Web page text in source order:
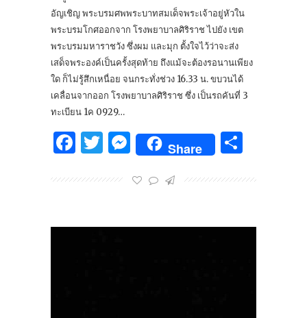
อัญเชิญ พระบรมศพพระบาทสมเด็จพระเจ้าอยู่หัวใน
พระบรมโกศออกจาก โรงพยาบาลศิริราช ไปยัง เขต
พระบรมมหาราชวัง ซึ่งผม และมุก ตั้งใจไว้ว่าจะส่ง
เสด็จพระองค์เป็นครั้งสุดท้าย ถึงแม้จะต้องรอนานเพียง
ใด ก็ไม่รู้สึกเหนื่อย จนกระทั่งช่วง 16.33 น. ขบวนได้
เคลื่อนจากออก โรงพยาบาลศิริราช ซึ่ง เป็นรถคันที่ 3
ทะเบียน 1ค 0929…
Facebook
Twitter
Messenger
Share